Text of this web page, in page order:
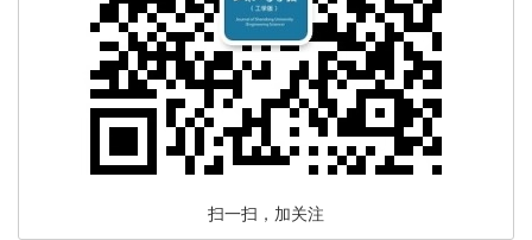
扫一扫，加关注